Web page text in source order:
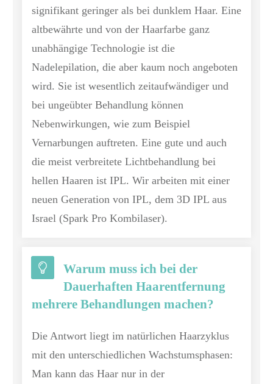
signifikant geringer als bei dunklem Haar. Eine
altbewährte und von der Haarfarbe ganz
unabhängige Technologie ist die
Nadelepilation, die aber kaum noch angeboten
wird. Sie ist wesentlich zeitaufwändiger und
bei ungeübter Behandlung können
Nebenwirkungen, wie zum Beispiel
Vernarbungen auftreten. Eine gute und auch
die meist verbreitete Lichtbehandlung bei
hellen Haaren ist IPL. Wir arbeiten mit einer
neuen Generation von IPL, dem 3D IPL aus
Israel (Spark Pro Kombilaser).
Warum muss ich bei der
Dauerhaften Haarentfernung
mehrere Behandlungen machen?
Die Antwort liegt im natürlichen Haarzyklus
mit den unterschiedlichen Wachstumsphasen:
Man kann das Haar nur in der